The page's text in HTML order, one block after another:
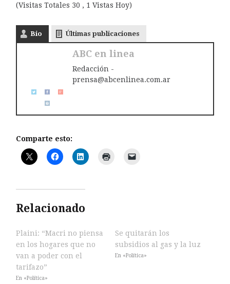
(Visitas Totales 30 , 1 Vistas Hoy)
Bio Últimas publicaciones
ABC en linea
Redacción -
prensa@abcenlinea.com.ar
Comparte esto:
Relacionado
Plaini: “Macri no piensa
en los hogares que no
van a poder con el
tarifazo”
En «Política»
Se quitarán los
subsidios al gas y la luz
En «Política»